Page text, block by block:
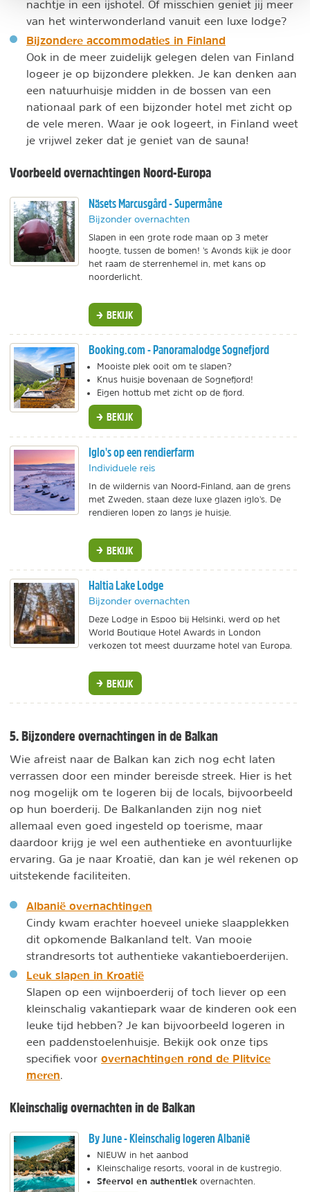
nachtje in een ijshotel. Of misschien geniet jij meer
van het winterwonderland vanuit een luxe lodge?
Bijzondere accommodaties in Finland
Ook in de meer zuidelijk gelegen delen van Finland
logeer je op bijzondere plekken. Je kan denken aan
een natuurhuisje midden in de bossen van een
nationaal park of een bijzonder hotel met zicht op
de vele meren. Waar je ook logeert, in Finland weet
je vrijwel zeker dat je geniet van de sauna!
Voorbeeld overnachtingen Noord-Europa
Näsets Marcusgård - Supermåne
Bijzonder overnachten
Slapen in een grote rode maan op 3 meter
hoogte, tussen de bomen! 's Avonds kijk je door
het raam de sterrenhemel in, met kans op
noorderlicht.
BEKIJK
Booking.com - Panoramalodge Sognefjord
Mooiste plek ooit om te slapen?
Knus huisje bovenaan de Sognefjord!
Eigen hottub met zicht op de fjord.
BEKIJK
Iglo's op een rendierfarm
Individuele reis
In de wildernis van Noord-Finland, aan de grens
met Zweden, staan deze luxe glazen iglo's. De
rendieren lopen zo langs je huisje.
BEKIJK
Haltia Lake Lodge
Bijzonder overnachten
Deze Lodge in Espoo bij Helsinki, werd op het
World Boutique Hotel Awards in London
verkozen tot meest duurzame hotel van Europa.
BEKIJK
5. Bijzondere overnachtingen in de Balkan
Wie afreist naar de Balkan kan zich nog echt laten
verrassen door een minder bereisde streek. Hier is het
nog mogelijk om te logeren bij de locals, bijvoorbeeld
op hun boerderij. De Balkanlanden zijn nog niet
allemaal even goed ingesteld op toerisme, maar
daardoor krijg je wel een authentieke en avontuurlijke
ervaring. Ga je naar Kroatië, dan kan je wél rekenen op
uitstekende faciliteiten.
Albanië overnachtingen
Cindy kwam erachter hoeveel unieke slaapplekken
dit opkomende Balkanland telt. Van mooie
strandresorts tot authentieke vakantieboerderijen.
Leuk slapen in Kroatië
Slapen op een wijnboerderij of toch liever op een
kleinschalig vakantiepark waar de kinderen ook een
leuke tijd hebben? Je kan bijvoorbeeld logeren in
een paddenstoelenhuisje. Bekijk ook onze tips
specifiek voor overnachtingen rond de Plitvice
meren
Kleinschalig overnachten in de Balkan
By June - Kleinschalig logeren Albanië
NIEUW in het aanbod
Kleinschalige resorts, vooral in de kustregio.
Sfeervol en authentiek overnachten.